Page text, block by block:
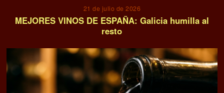
21 de julio de 2026
MEJORES VINOS DE ESPAÑA: Galicia humilla al
resto